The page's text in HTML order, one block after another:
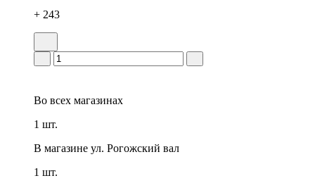
+ 243
Во всех магазинах
1 шт.
В магазине ул. Рогожский вал
1 шт.